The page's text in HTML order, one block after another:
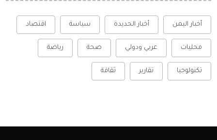
أخبار اليمن أخبار الحديدة سياسة اقتصاد
محليات عربي ودولي صحة رياضة
تكنولوجيا تقارير ثقافة